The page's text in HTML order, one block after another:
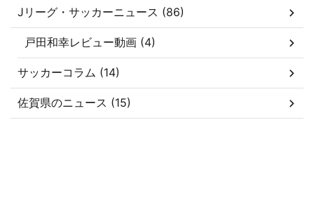
Jリーグ・サッカーニュース (86)
戸田和幸レビュー動画 (4)
サッカーコラム (14)
佐賀県のニュース (15)